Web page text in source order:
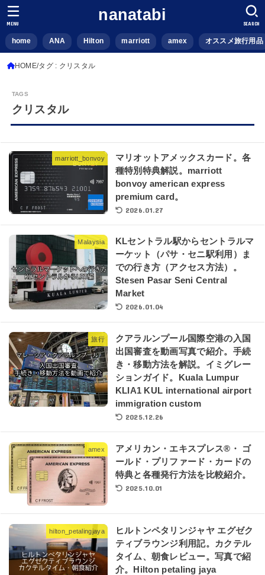
nanatabi
home ANA Hilton marriott amex オススメ旅行用品
SEARCH
MENU
HOME タグ : クリスタル
クリスタル
marriott_bonvoy
マリオットアメックスカード。各
種特別特典解説。marriott
bonvoy american express
premium card。
2026.01.27
Malaysia
KLセントラル駅からセントラルマ
ーケット（パサ・セニ駅利用）ま
での行き方（アクセス方法）。
Stesen Pasar Seni Central
Market
2026.01.04
旅行
クアラルンプール国際空港の入国
出国審査を動画写真で紹介。手続
き・移動方法を解説。イミグレー
ションガイド。Kuala Lumpur
KLIA1 KUL international airport
immigration custom
2025.12.26
amex
アメリカン・エキスプレス®・ ゴ
ールド・プリファード・カードの
特典と各種発行方法を比較紹介。
2025.10.01
hilton_petalingjaya
ヒルトンペタリンジャヤ エグゼク
ティブラウンジ利用記。カクテル
タイム、朝食レビュー。写真で紹
介。Hilton petaling jaya